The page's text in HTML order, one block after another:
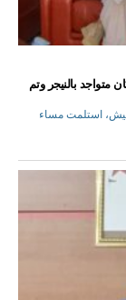
متواجد بالنيجر وتم
استلمت مساء